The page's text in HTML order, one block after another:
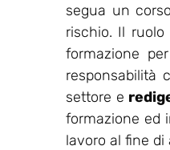
segua un
rischio. Il
formazione
responsabilità
settore e
formazione ed
lavoro al fine